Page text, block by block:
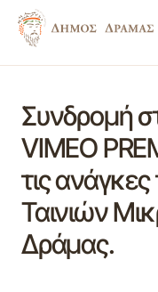
Συνδρομή
VIMEO
τις
Ταινιών
Δράμας.